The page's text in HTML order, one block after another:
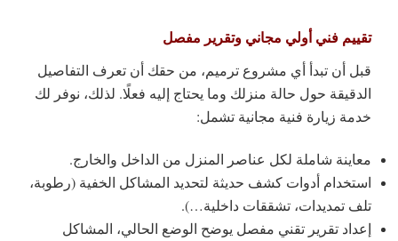
تقييم فني أولي مجاني وتقرير مفصل
قبل أن تبدأ أي مشروع ترميم، من حقك أن تعرف التفاصيل
الدقيقة حول حالة منزلك وما يحتاج إليه فعلًا. لذلك، نوفر لك
خدمة زيارة فنية مجانية تشمل:
معاينة شاملة لكل عناصر المنزل من الداخل والخارج.
استخدام أدوات كشف حديثة لتحديد المشاكل الخفية (رطوبة،
تلف تمديدات، تشققات داخلية…).
إعداد تقرير تقني مفصل يوضح الوضع الحالي، المشاكل